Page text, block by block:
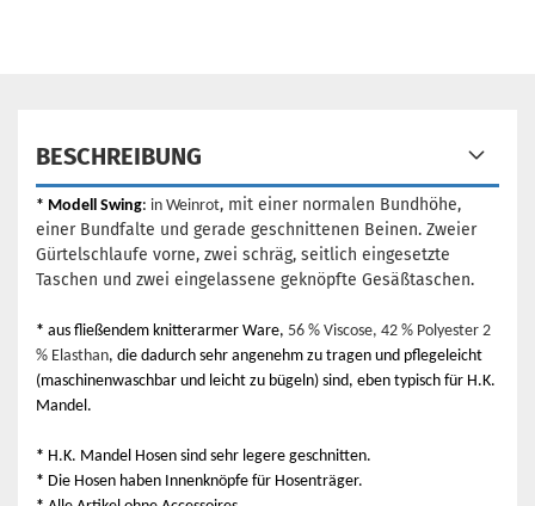
BESCHREIBUNG
* Modell Swing: in Weinrot, mit einer normalen Bundhöhe,
einer Bundfalte und gerade geschnittenen Beinen. Zweier
Gürtelschlaufe vorne, zwei schräg, seitlich eingesetzte
Taschen und zwei eingelassene geknöpfte Gesäßtaschen.
* aus fließendem knitterarmer Ware, 56 % Viscose, 42 % Polyester 2
% Elasthan, die dadurch sehr angenehm zu tragen und pflegeleicht
(maschinenwaschbar und leicht zu bügeln) sind, eben typisch für H.K.
Mandel.
* H.K. Mandel Hosen sind sehr legere geschnitten.
* Die Hosen haben Innenknöpfe für Hosenträger.